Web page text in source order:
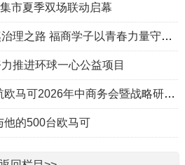
市夏季双场联动启幕
青春三下乡｜寻访木兰溪治理之路 福商学子以青春力量守护海西碧
推进环球一心公益项目
同心共航 争创一流｜欧航欧马可2026年中商务会暨战略研讨会圆满
他的500台欧马可